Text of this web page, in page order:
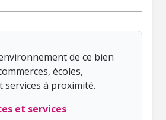
de ce bien
écoles,
à proximité.
et services